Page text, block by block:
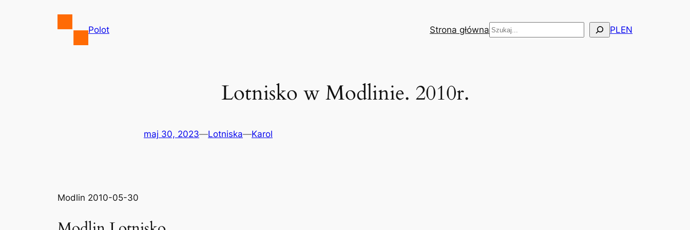
Polot Strona główna Szukaj PLEN
Lotnisko w Modlinie. 2010r.
maj 30, 2023—Lotniska—Karol
Modlin 2010-05-30